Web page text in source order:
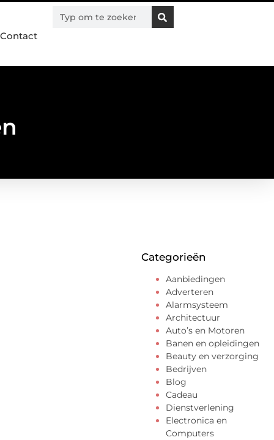
Contact
Categorieën
Aanbiedingen
Adverteren
Alarmsysteem
Architectuur
Auto’s en Motoren
Banen en opleidingen
Beauty en verzorging
Bedrijven
Blog
Cadeau
Dienstverlening
Electronica en
Computers